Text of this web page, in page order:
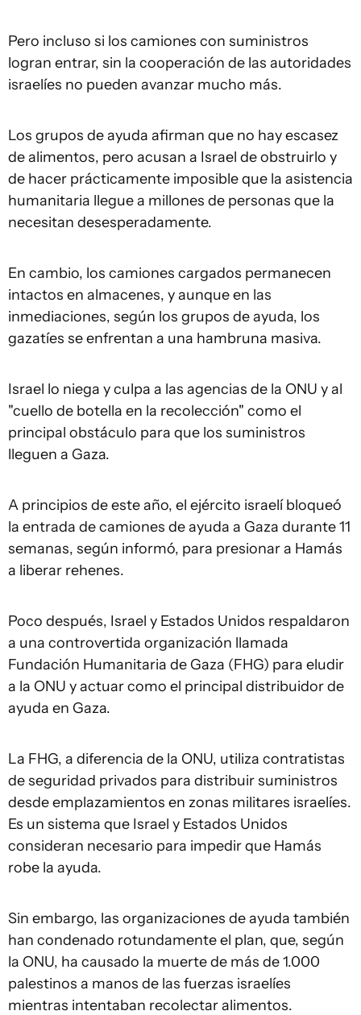
Pero incluso si los camiones con suministros
logran entrar, sin la cooperación de las autoridades
israelíes no pueden avanzar mucho más.
Los grupos de ayuda afirman que no hay escasez
de alimentos, pero acusan a Israel de obstruirlo y
de hacer prácticamente imposible que la asistencia
humanitaria llegue a millones de personas que la
necesitan desesperadamente.
En cambio, los camiones cargados permanecen
intactos en almacenes, y aunque en las
inmediaciones, según los grupos de ayuda, los
gazatíes se enfrentan a una hambruna masiva.
Israel lo niega y culpa a las agencias de la ONU y al
"cuello de botella en la recolección" como el
principal obstáculo para que los suministros
lleguen a Gaza.
A principios de este año, el ejército israelí bloqueó
la entrada de camiones de ayuda a Gaza durante 11
semanas, según informó, para presionar a Hamás
a liberar rehenes.
Poco después, Israel y Estados Unidos respaldaron
a una controvertida organización llamada
Fundación Humanitaria de Gaza (FHG) para eludir
a la ONU y actuar como el principal distribuidor de
ayuda en Gaza.
La FHG, a diferencia de la ONU, utiliza contratistas
de seguridad privados para distribuir suministros
desde emplazamientos en zonas militares israelíes.
Es un sistema que Israel y Estados Unidos
consideran necesario para impedir que Hamás
robe la ayuda.
Sin embargo, las organizaciones de ayuda también
han condenado rotundamente el plan, que, según
la ONU, ha causado la muerte de más de 1.000
palestinos a manos de las fuerzas israelíes
mientras intentaban recolectar alimentos.